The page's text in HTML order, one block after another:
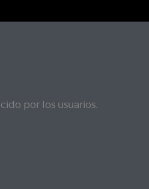
por los usuarios.